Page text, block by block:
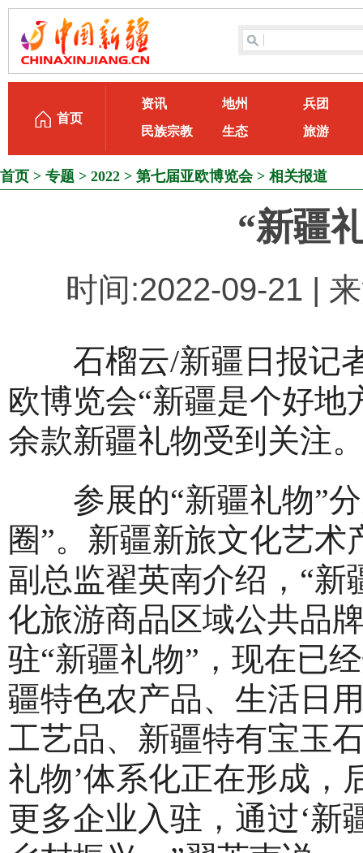
首页
资讯 地州
兵团
民族宗教
生态 旅游
首页 > 专题 > 2022 > 第七届亚欧博览会> 相关报道
“新疆
时间:2022-09-21 |
石榴云/新疆日报记
欧博览会“新疆是个好地
余款新疆礼物受到关注
参展的“新疆礼物”分
圈”。新疆新旅文化艺
副总监翟英南介绍，“新
化旅游商品区域公共品
驻“新疆礼物”，现在已
疆特色农产品、生活日
工艺品、新疆特有宝玉
礼物’体系化正在形成，
更多企业入驻，通过‘新